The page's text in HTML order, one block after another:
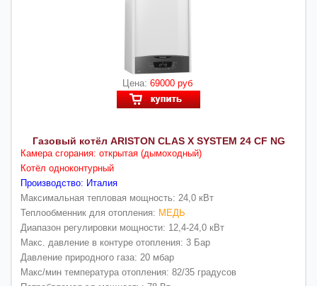
Цена: 69000 руб
Газовый котёл ARISTON CLAS X SYSTEM 24 CF NG
Камера сгорания: открытая (дымоходный)
Котёл одноконтурный
Производство: Италия
Максимальная тепловая мощность: 24,0 кВт
Теплообменник для отопления: МЕДЬ
Диапазон регулировки мощности: 12,4-24,0 кВт
Макс. давление в контуре отопления: 3 Бар
Давление природного газа: 20 мбар
Макс/мин температура отопления: 82/35 градусов